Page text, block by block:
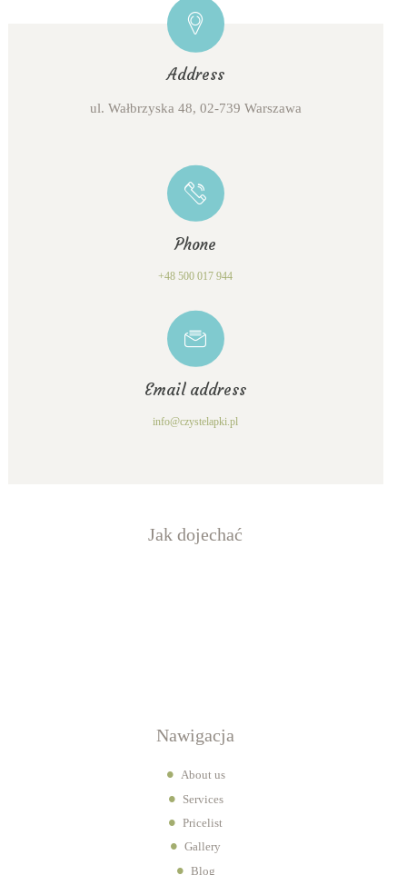
Address
ul. Wałbrzyska 48, 02-739 Warszawa
Phone
+48 500 017 944
Email address
info@czystelapki.pl
Jak dojechać
Nawigacja
About us
Services
Pricelist
Gallery
Blog